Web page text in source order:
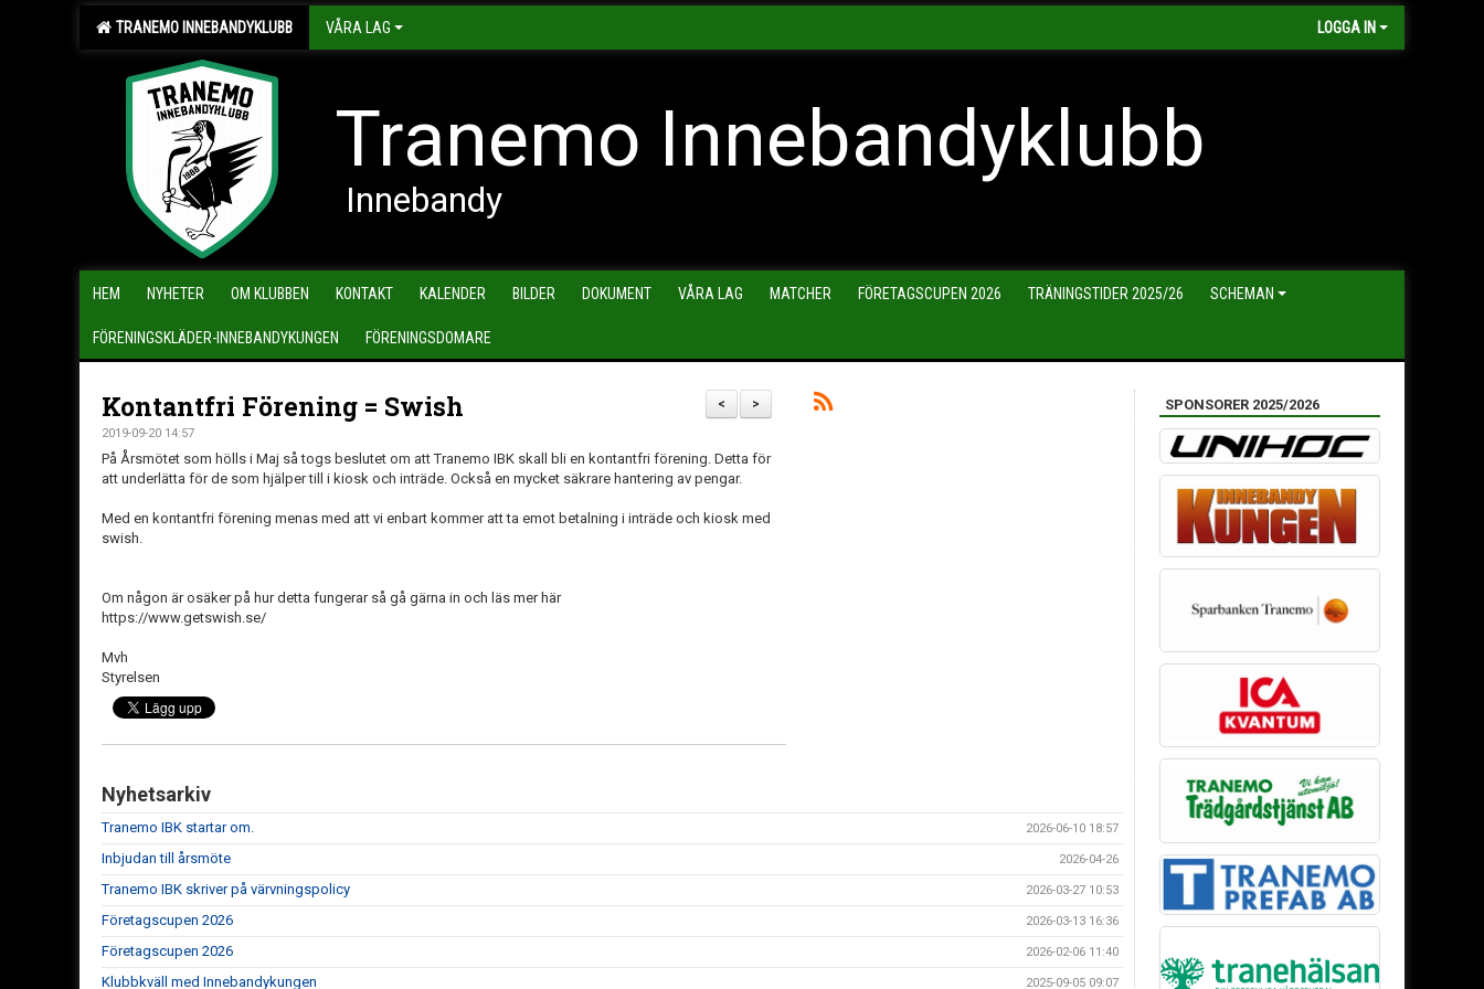
TRANEMO INNEBANDYKLUBB VÅRA LAG LOGGA IN
Tranemo Innebandyklubb
Innebandy
HEM NYHETER OM KLUBBEN KONTAKT KALENDER BILDER DOKUMENT VÅRA LAG MATCHER FÖRETAGSCUPEN 2026 TRÄNINGSTIDER 2025/26 SCHEMAN
FÖRENINGSKLÄDER-INNEBANDYKUNGEN FÖRENINGSDOMARE
>
<
Kontantfri Förening = Swish
2019-09-20 14:57
På Årsmötet som hölls i Maj så togs beslutet om att Tranemo IBK skall bli en kontantfri förening. Detta för
att underlätta för de som hjälper till i kiosk och inträde. Också en mycket säkrare hantering av pengar.
Med en kontantfri förening menas med att vi enbart kommer att ta emot betalning i inträde och kiosk med
swish.
Om någon är osäker på hur detta fungerar så gå gärna in och läs mer här
https://www.getswish.se/
Mvh
Styrelsen
Nyhetsarkiv
Tranemo IBK startar om. 2026-06-10 18:57
Inbjudan till årsmöte 2026-04-26
Tranemo IBK skriver på värvningspolicy 2026-03-27 10:53
Företagscupen 2026 2026-03-13 16:36
Företagscupen 2026 2026-02-06 11:40
Klubbkväll med Innebandykungen 2025-09-05 09:07
SPONSORER 2025/2026